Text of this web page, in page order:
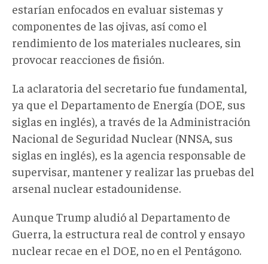
estarían enfocados en evaluar sistemas y
componentes de las ojivas, así como el
rendimiento de los materiales nucleares, sin
provocar reacciones de fisión.
La aclaratoria del secretario fue fundamental,
ya que el Departamento de Energía (DOE , sus
siglas en inglés) a través de la Administración
Nacional de Seguridad Nuclear (NNSA , sus
siglas en inglés) es la agencia responsable de
supervisar, mantener y realizar las pruebas del
arsenal nuclear estadounidense.
Aunque Trump aludió al Departamento de
Guerra, la estructura real de control y ensayo
nuclear recae en el DOE, no en el Pentágono.